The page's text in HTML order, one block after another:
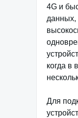
4G и
данных,
когда в
Для